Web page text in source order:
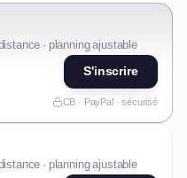
· planning ajustable
S'inscrire
CB · PayPal · sécurisé
· planning ajustable